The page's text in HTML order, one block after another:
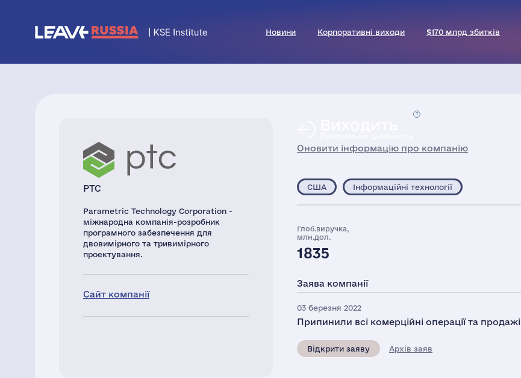
Новини Корпоративні виходи $170 млрд збитків
PTC
Parametric Technology Corporation -
міжнародна компанія-розробник
програмного забезпечення для
двовимірного та тривимірного
проектування.
Сайт компанії
Оновити інформацію про компанію
США Інформаційні технології
Глоб.виручка,
млн.дол.
1835
Заява компанії
03 березня 2022
Припинили всі комерційні операції та продажі
Відкрити заяву Архів заяв